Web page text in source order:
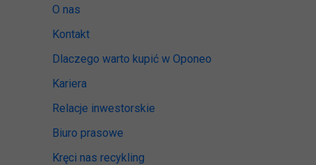
O nas
Kontakt
Dlaczego warto kupić w Oponeo
Kariera
Relacje inwestorskie
Biuro prasowe
Kręci nas recykling